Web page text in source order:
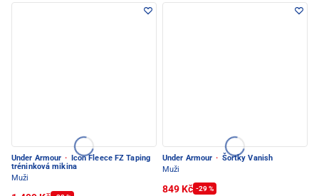
Under Armour ·
Icon Fleece FZ Taping
tréninková mikina
Muži
Under Armour · Šortky Vanish
Muži
849 Kč -29 %